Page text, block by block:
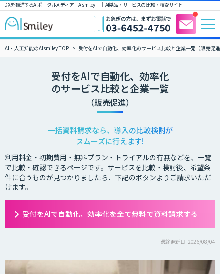
DXを推進するAIポータルメディア「AIsmiley」｜ AI製品・サービスの比較・検索サイト
AI・人工知能のAIsmiley TOP 受付をAIで自動化、効率化のサービス比較と企業一覧（販売促
受付をAIで自動化、効率化
のサービス比較と企業一覧
（販売促進）
一括資料請求なら、導入の比較検討が
スムーズに行えます!
利用料金・初期費用・無料プラン・トライアルの有無などを、一覧
で比較・確認できるページです。サービスを比較・検討後、希望条
件に合うものが見つかりましたら、下記のボタンよりご請求いただ
けます。
受付をAIで自動化、効率化を全て無料で資料請求する
最終更新日: 2026/08/04